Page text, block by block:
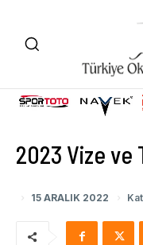
2023 Vize ve
15 ARALIK 2022